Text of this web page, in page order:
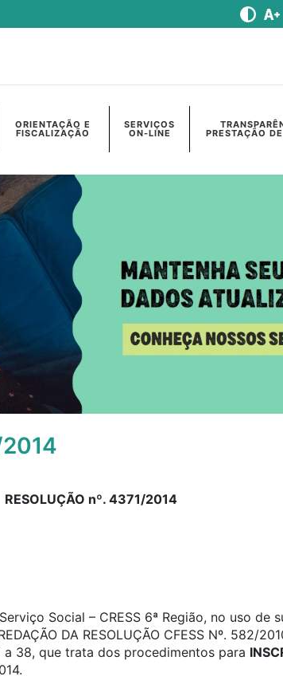
ORIENTAÇÃO E
FISCALIZAÇÃO
SERVIÇOS
ON-LINE PRESTAÇÃO
2014
RESOLUÇÃO nº. 4371/2014
Social – CRESS 6ª Região, no uso de
DA RESOLUÇÃO CFESS Nº. 582/
38, que trata dos procedimentos para